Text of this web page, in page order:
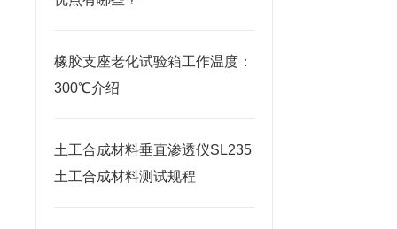
橡胶支座老化试验箱工作温度：
300℃介绍
土工合成材料垂直渗透仪SL235
土工合成材料测试规程